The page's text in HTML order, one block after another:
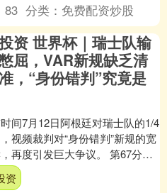
83 分类： 免费配资炒股
资 世界杯｜瑞士队输
屈，VAR新规缺乏清
，“身份错判”究竟是
间7月12日阿根廷对瑞士队的1/4
视频裁判对“身份错判”新规的宽
再度引发巨大争议。 第67分
队凭借恩多耶的进球扳平比
场上....
资